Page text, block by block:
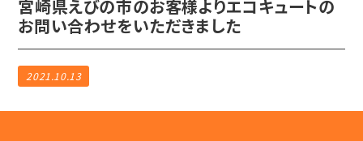
宮崎県えびの市のお客様よりエコキュートの
お問い合わせをいただきました
2021.10.13